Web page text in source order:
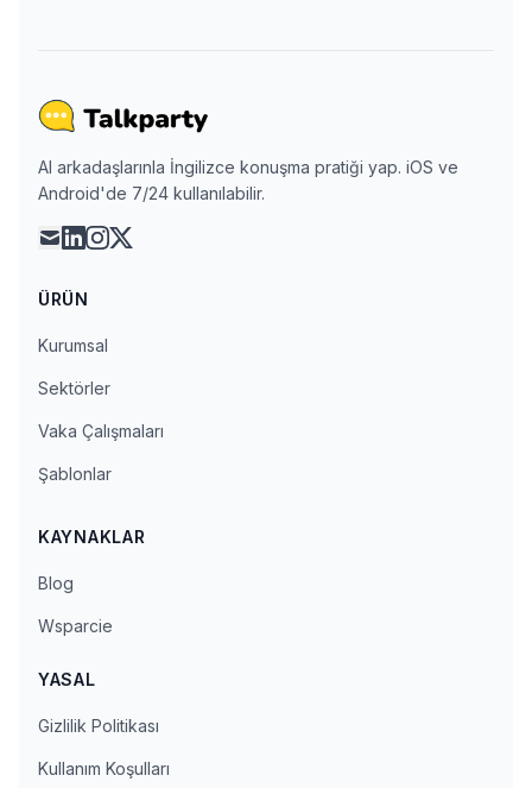
AI arkadaşlarınla İngilizce konuşma pratiği yap. iOS ve
Android'de 7/24 kullanılabilir.
maillinkedin
instagram
x
ÜRÜN
Kurumsal
Sektörler
Vaka Çalışmaları
Şablonlar
KAYNAKLAR
Blog
Wsparcie
YASAL
Gizlilik Politikası
Kullanım Koşulları